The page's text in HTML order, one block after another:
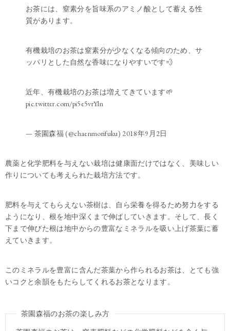
お茶には、窒素分を旨味系のアミノ酸として蓄える性
質があります。
有機栽培のお茶は窒素分が少なくなる傾向のため、サ
ッパリとした自然な香味になりやすいです💨
近年、有機栽培のお茶は増えてきています🌱
pic.twitter.com/pi5e5vrYln
— 茶園森福 (@chaenmorifuku) 2018年9月2日
農薬と化学肥料を与えない栽培は健康面だけではなく、美味しい
作りについても考えられた栽培方法です。
肥料を与えてもらえない茶樹は、自ら栄養を得るため努力をする
ようになり、根を地中深くまで伸ばしていきます。そして、長く
下まで伸びた根は地中からの豊富なミネラルを吸い上げ茶葉に蓄
えていきます。
このミネラルを豊富に含んだ茶葉から作られるお茶は、とても強
いコクと余韻をもたらしてくれるお茶となります。
茶園森福のお茶の楽しみ方